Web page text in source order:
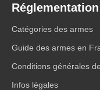
Catégories des armes
Guide des armes en
Conditions générales
Infos légales